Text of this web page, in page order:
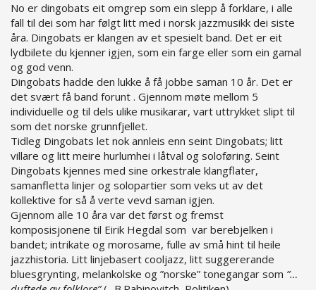
No er dingobats eit omgrep som ein slepp å forklare, i alle
fall til dei som har følgt litt med i norsk jazzmusikk dei siste
åra. Dingobats er klangen av et spesielt band. Det er eit
lydbilete du kjenner igjen, som ein farge eller som ein gamal
og god venn.
Dingobats hadde den lukke å få jobbe saman 10 år. Det er
det svært få band forunt . Gjennom møte mellom 5
individuelle og til dels ulike musikarar, vart uttrykket slipt til
som det norske grunnfjellet.
Tidleg Dingobats let nok annleis enn seint Dingobats; litt
villare og litt meire hurlumhei i låtval og soloføring. Seint
Dingobats kjennes med sine orkestrale klangflater,
samanfletta linjer og solopartier som veks ut av det
kollektive for så å verte vevd saman igjen.
Gjennom alle 10 åra var det først og fremst
komposisjonene til Eirik Hegdal som var berebjelken i
bandet; intrikate og morosame, fulle av små hint til heile
jazzhistoria. Litt linjebasert cooljazz, litt suggererande
bluesgrynting, melankolske og ”norske” tonegangar som ”…